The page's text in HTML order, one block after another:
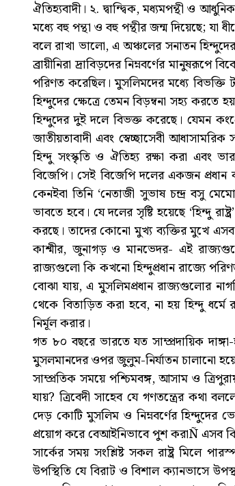
ঐতিহ্যবাদী। ২. দ্বান্দ্বিক, মধ্যমপন্থী ও
মধ্যে বহু পন্থা ও বহু পন্থীর জন্ম দিয়েছে; যা
বলে রাখা ভালো, এ অঞ্চলের সনাতন হিন্দুদের
ব্রায়ীনিরা দ্রাবিড়দের নিম্নবর্ণের
পরিণত করেছিল। মুসলিমদের মধ্যে বিভক্তি
হিন্দুদের ক্ষেত্রে তেমন বিড়ম্বনা সহ্য করতে
হিন্দুদের দুই দলে বিভক্ত করেছে। যেমন
জাতীয়তাবাদী এবং স্বেচ্ছাসেবী
হিন্দু সংস্কৃতি ও ঐতিহ্য রক্ষা করা এবং
বিজেপি। সেই বিজেপি দলের একজন প্রধান
কেনইবা তিনি ‘নেতাজী সুভাষ চন্দ্র বসু
ভাবতে হবে। যে দলের সৃষ্টি হয়েছে ‘হিন্দু
করছে। তাদের কোনো মুখ্য ব্যক্তির মুখে
কাশ্মীর, জুনাগড় ও মানভেদর- এই
রাজ্যগুলো কি কখনো হিন্দুপ্রধান রাজ্যে
বোঝা যায়, এ মুসলিমপ্রধান রাজ্যগুলোর
থেকে বিতাড়িত করা হবে, না হয় হিন্দু
নির্মূল করার।
গত ৮০ বছরে ভারতে যত সাম্প্রদায়িক
মুসলমানদের ওপর জুলুম-নির্যাতন চালানো
সাম্প্রতিক সময়ে পশ্চিমবঙ্গ, আসাম ও
যায়? ত্রিবেদী সাহেব যে গণতন্ত্রের কথা
দেড় কোটি মুসলিম ও নিম্নবর্ণের হিন্দুদের
প্রয়োগ করে বেআইনিভাবে পুশ করাÑ এসব কি
সার্কের সময় সংশ্লিষ্ট সকল রাষ্ট্র মিলে
উপস্থিতি যে বিরাট ও বিশাল ক্যানভাসে